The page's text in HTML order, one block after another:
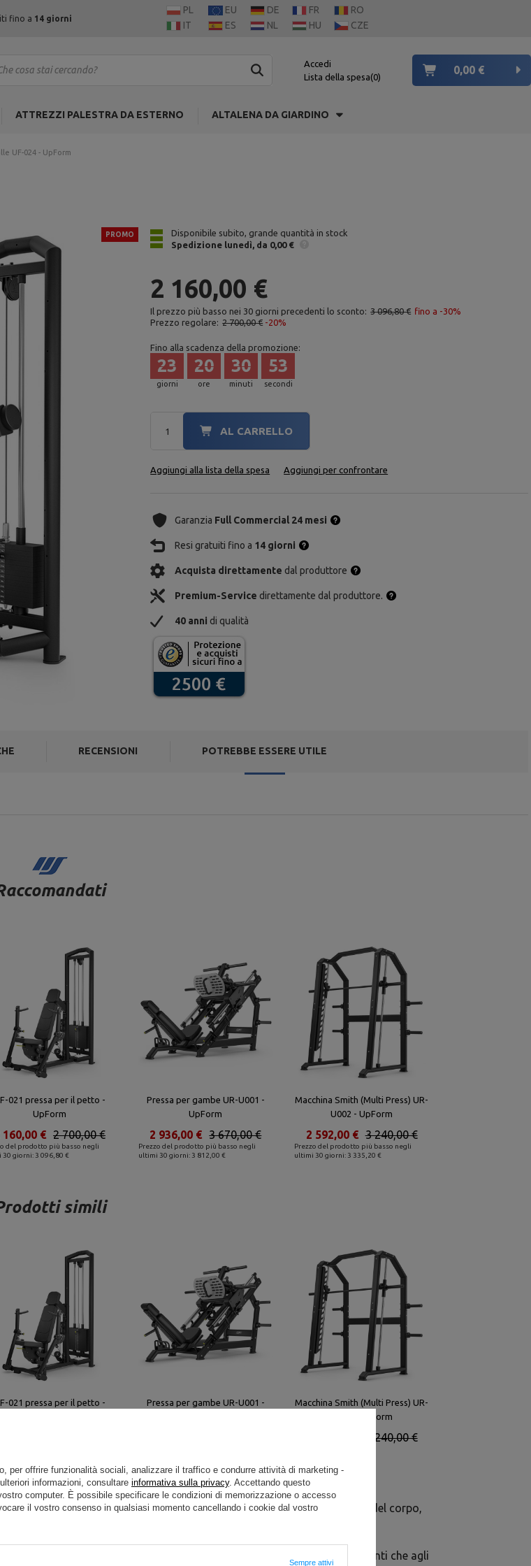
fino a 14 giorni
PL EU DE FR
RO
IT
ES NL HU CZE
Accedi
Lista della spesa 0
0,00 €
ATTREZZI PALESTRA DA ESTERNO ALTALENA DA GIARDINO
UF-024 - UpForm
PROMO
Disponibile subito, grande quantità in stock
Spedizione lunedì da 0,00 €
2 160,00 €
Il prezzo più basso nei 30 giorni precedenti lo sconto: 3 096,80 € fino a -30%
Prezzo regolare: 2 700,00 € -20%
Fino alla scadenza della promozione:
giorni
23
ore
20
minuti
30
secondi
52
AL CARRELLO
Aggiungi alla lista della spesa Aggiungi per confrontare
Garanzia Full Commercial 24 mesi
Resi gratuiti fino a 14 giorni
Acquista direttamente dal produttore
Premium-Service direttamente dal produttore.
40 anni di qualità
RECENSIONI POTREBBE ESSERE UTILE
021 pressa per il petto -
UpForm
del prodotto più basso negli
30 giorni: 3 096,80 €
2 700,00 €
160,00 €
Pressa per gambe UR-U001 -
UpForm
Prezzo del prodotto più basso negli
ultimi 30 giorni: 3 812,00 €
3 670,00 €
2 936,00 €
Macchina Smith (Multi Press) UR-
U002 - UpForm
Prezzo del prodotto più basso negli
ultimi 30 giorni: 3 335,20 €
3 240,00 €
2 592,00 €
simili
021 pressa per il petto -
Pressa per gambe UR-U001 -
Macchina Smith (Multi Press) UR-
U002 - UpForm
3 240,00 €
La pressa per spalle UF-024 è progettata per allenare la parte superiore del corpo,
Grazie al design ben studiato, la nostra gamma si rivolge sia ai principianti che agli
per offrire funzionalità sociali, analizzare il traffico e condurre attività di marketing -
informazioni, consultare informativa sulla privacy. Accettando questo
computer. È possibile specificare le condizioni di memorizzazione o accesso
il vostro consenso in qualsiasi momento cancellando i cookie dal vostro
Sempre attivi